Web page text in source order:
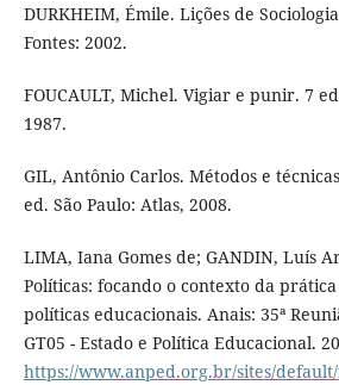
DURKHEIM, Émile. Lições de
Fontes: 2002.
FOUCAULT, Michel. Vigiar e punir. 7
1987.
GIL, Antônio Carlos. Métodos e
ed. São Paulo: Atlas, 2008.
LIMA, Iana Gomes de; GANDIN, Luís
Políticas: focando o contexto da
políticas educacionais. Anais: 35ª
GT05 - Estado e Política Educacional.
https://www.anped.org.br/sites/